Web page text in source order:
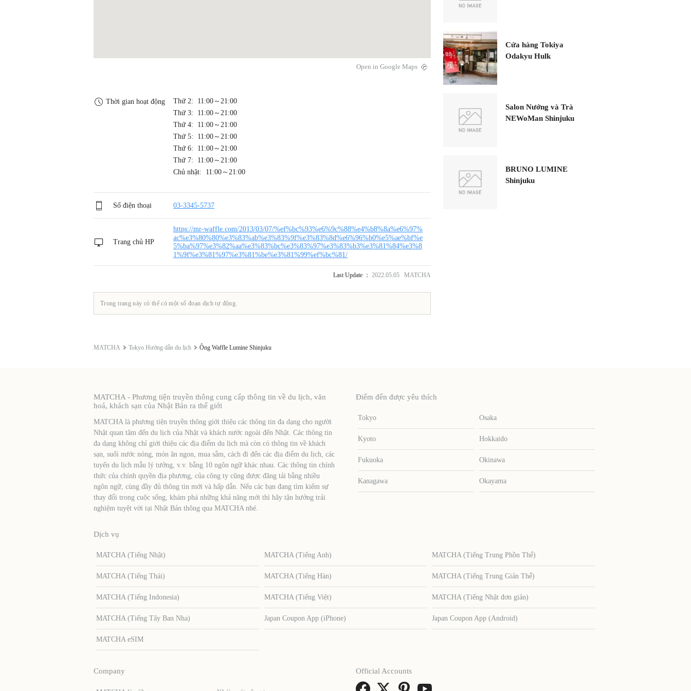
Open in Google Maps
Thời gian hoạt động
Thứ 2: 11:00～21:00
Thứ 3: 11:00～21:00
Thứ 4: 11:00～21:00
Thứ 5: 11:00～21:00
Thứ 6: 11:00～21:00
Thứ 7: 11:00～21:00
Chủ nhật: 11:00～21:00
Số điện thoại 03-3345-5737
Trang chủ HP
https://mr-waffle.com/2013/03/07/%ef%bc%93%e6%9c%88%e4%b8%8a%e6%97%
ac%e3%80%80%e3%83%ab%e3%83%9f%e3%83%8d%e6%96%b0%e5%ae%bf%e
5%ba%97%e3%82%aa%e3%83%bc%e3%83%97%e3%83%b3%e3%81%84%e3%8
1%9f%e3%81%97%e3%81%be%e3%81%99%ef%bc%81/
Last Update ： 2022.05.05 MATCHA
Trong trang này có thể có một số đoạn dịch tự động.
Cửa hàng Tokiya
Odakyu Hulk
Salon Nướng và Trà
NEWoMan Shinjuku
BRUNO LUMINE
Shinjuku
MATCHA Tokyo Hướng dẫn du lịch Ông Waffle Lumine Shinjuku
MATCHA - Phương tiện truyền thông cung cấp thông tin về du lịch, văn
hoá, khách sạn của Nhật Bản ra thế giới
MATCHA là phương tiện truyền thông giới thiệu các thông tin đa dạng cho người
Nhật quan tâm đến du lịch của Nhật và khách nước ngoài đến Nhật. Các thông tin
đa dạng không chỉ giới thiệu các địa điểm du lịch mà còn có thông tin về khách
sạn, suối nước nóng, món ăn ngon, mua sắm, cách đi đến các địa điểm du lịch, các
tuyến du lịch mẫu lý tưởng, v.v. bằng 10 ngôn ngữ khác nhau. Các thông tin chính
thức của chính quyền địa phương, của công ty cũng được đăng tải bằng nhiều
ngôn ngữ, cùng đầy đủ thông tin mới và hấp dẫn. Nếu các bạn đang tìm kiếm sự
thay đổi trong cuộc sống, khám phá những khả năng mới thì hãy tận hưởng trải
nghiệm tuyệt vời tại Nhật Bản thông qua MATCHA nhé.
Điểm đến được yêu thích
Tokyo Osaka
Kyoto Hokkaido
Fukuoka Okinawa
Kanagawa Okayama
Dịch vụ
MATCHA (Tiếng Nhật) MATCHA (Tiếng Anh) MATCHA (Tiếng Trung Phồn Thể)
MATCHA (Tiếng Thái) MATCHA (Tiếng Hàn) MATCHA (Tiếng Trung Giản Thể)
MATCHA (Tiếng Indonesia) MATCHA (Tiếng Việt) MATCHA (Tiếng Nhật đơn giản)
MATCHA (Tiếng Tây Ban Nha) Japan Coupon App (iPhone) Japan Coupon App (Android)
MATCHA eSIM
Company Official Accounts